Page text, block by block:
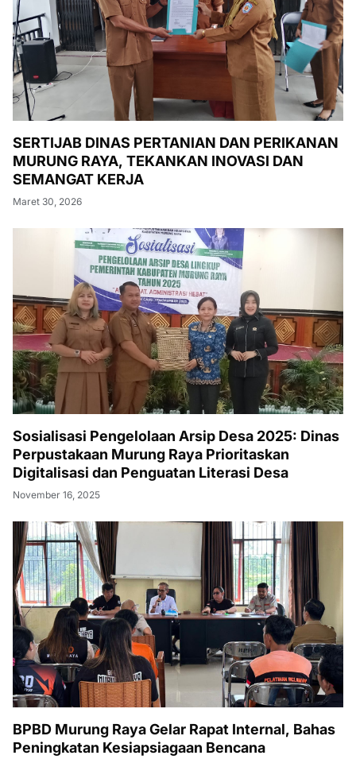
SERTIJAB DINAS PERTANIAN DAN PERIKANAN
MURUNG RAYA, TEKANKAN INOVASI DAN
SEMANGAT KERJA
Maret 30, 2026
Sosialisasi Pengelolaan Arsip Desa 2025: Dinas
Perpustakaan Murung Raya Prioritaskan
Digitalisasi dan Penguatan Literasi Desa
November 16, 2025
BPBD Murung Raya Gelar Rapat Internal, Bahas
Peningkatan Kesiapsiagaan Bencana